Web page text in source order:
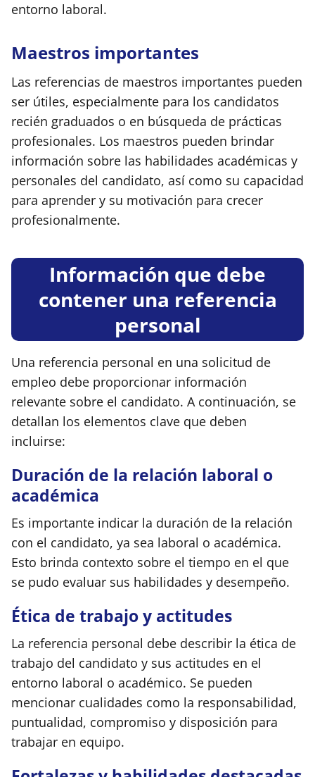
entorno laboral.
Maestros importantes
Las referencias de maestros importantes pueden
ser útiles, especialmente para los candidatos
recién graduados o en búsqueda de prácticas
profesionales. Los maestros pueden brindar
información sobre las habilidades académicas y
personales del candidato, así como su capacidad
para aprender y su motivación para crecer
profesionalmente.
Información que debe
contener una referencia
personal
Una referencia personal en una solicitud de
empleo debe proporcionar información
relevante sobre el candidato. A continuación, se
detallan los elementos clave que deben
incluirse:
Duración de la relación laboral o
académica
Es importante indicar la duración de la relación
con el candidato, ya sea laboral o académica.
Esto brinda contexto sobre el tiempo en el que
se pudo evaluar sus habilidades y desempeño.
Ética de trabajo y actitudes
La referencia personal debe describir la ética de
trabajo del candidato y sus actitudes en el
entorno laboral o académico. Se pueden
mencionar cualidades como la responsabilidad,
puntualidad, compromiso y disposición para
trabajar en equipo.